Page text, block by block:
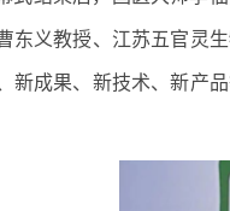
东义教授、江苏五官灵
新成果、新技术、新产